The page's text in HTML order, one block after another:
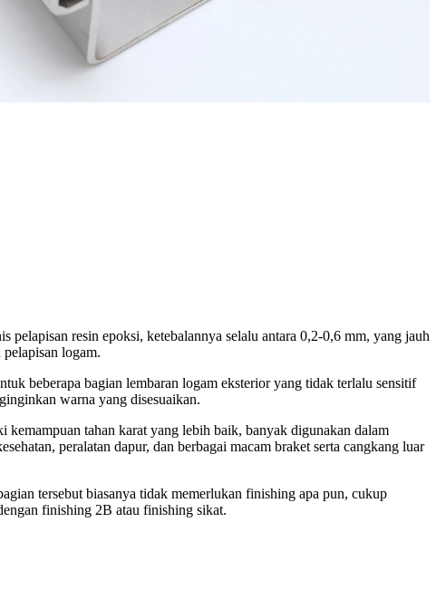
pelapisan resin epoksi, ketebalannya selalu antara 0,2-0,6 mm, yang jauh
logam.
beberapa bagian lembaran logam eksterior yang tidak terlalu sensitif
warna yang disesuaikan.
kemampuan tahan karat yang lebih baik, banyak digunakan dalam
peralatan dapur, dan berbagai macam braket serta cangkang luar
tersebut biasanya tidak memerlukan finishing apa pun, cukup
finishing 2B atau finishing sikat.